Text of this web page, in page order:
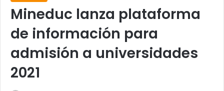
Mineduc lanza plataforma
de información para
admisión a universidades
2021